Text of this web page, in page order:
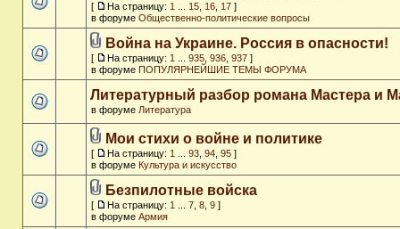
[ На страницу: 1 15 16 17 ]
в форуме Общественно-политические вопросы
Война на Украине. Россия в опасности!
[ На страницу: 1 935 936 937 ]
в форуме ПОПУЛЯРНЕЙШИЕ ТЕМЫ ФОРУМА
Литературный разбор романа Мастера и
в форуме Литература
Мои стихи о войне и политике
[ На страницу: 1 93 94 95 ]
в форуме Культура и искусство
Безпилотные войска
[ На страницу: 1 7 8 9 ]
в форуме Армия